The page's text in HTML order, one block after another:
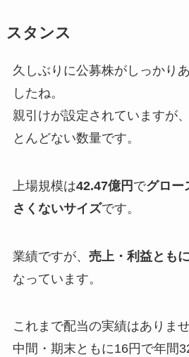
スタンス
久しぶりに公募株がしっかり
したね。
親引けが設定されていますが
とんどない数量です。
上場規模は42.47億円 でグロー
さくないサイズです。
業績ですが、 売上・利益とも
なっています。
これまで配当の実績はありま
中間・期末ともに16円で年間